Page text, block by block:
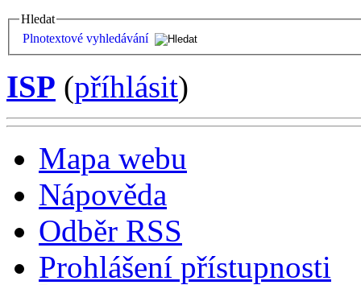
Hledat
Plnotextové vyhledávání
ISP (příhlásit)
Mapa webu
Nápověda
Odběr RSS
Prohlášení přístupnosti